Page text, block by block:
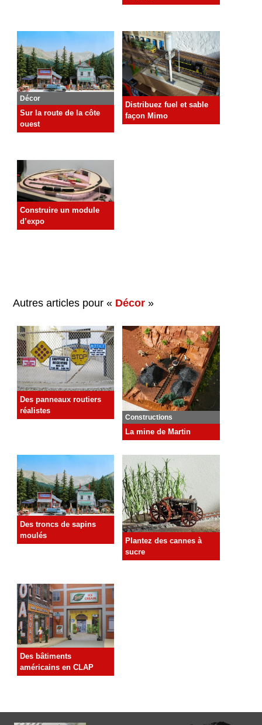
Décor
Sur la route de la côte
ouest
Distribuez fuel et sable
façon Mimo
Construire un module
d’expo
Autres articles pour « Décor »
Des panneaux routiers
réalistes
Constructions
La mine de Martin
Des troncs de sapins
moulés
Plantez des cannes à
sucre
Des bâtiments
américains en CLAP